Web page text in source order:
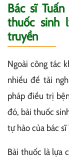
Bác sĩ
thuốc sinh
truyền
Ngoài công tác
nhiều đề tài
pháp điều trị
đó, bài thuốc
tự hào của bác sĩ
Bài thuốc là lựa